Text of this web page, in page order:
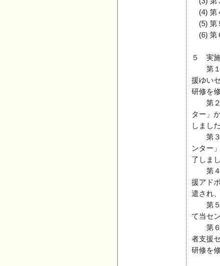
(4) 第
(5) 第
(6) 第
５ 実
第１
援ゆい
研修を
第２
ター」
しまし
第３
ンター
了しま
第４
援アド
遣され
第５
て当セ
第６
者支援
研修を